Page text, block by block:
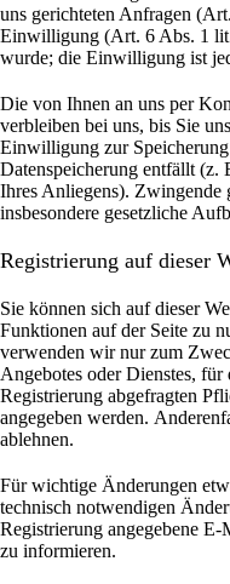
uns gerichteten Anfragen
Einwilligung (Art. 6 Abs. 1
wurde; die Einwilligung ist
Die von Ihnen an uns per
verbleiben bei uns, bis Sie
Einwilligung zur
Datenspeicherung entfällt (z.
Ihres Anliegens). Zwingende
insbesondere gesetzliche
Registrierung auf dieser
Sie können sich auf dieser
Funktionen auf der Seite zu
verwenden wir nur zum
Angebotes oder Dienstes,
Registrierung abgefragten
angegeben werden.
ablehnen.
Für wichtige Änderungen
technisch notwendigen
Registrierung angegebene
zu informieren.